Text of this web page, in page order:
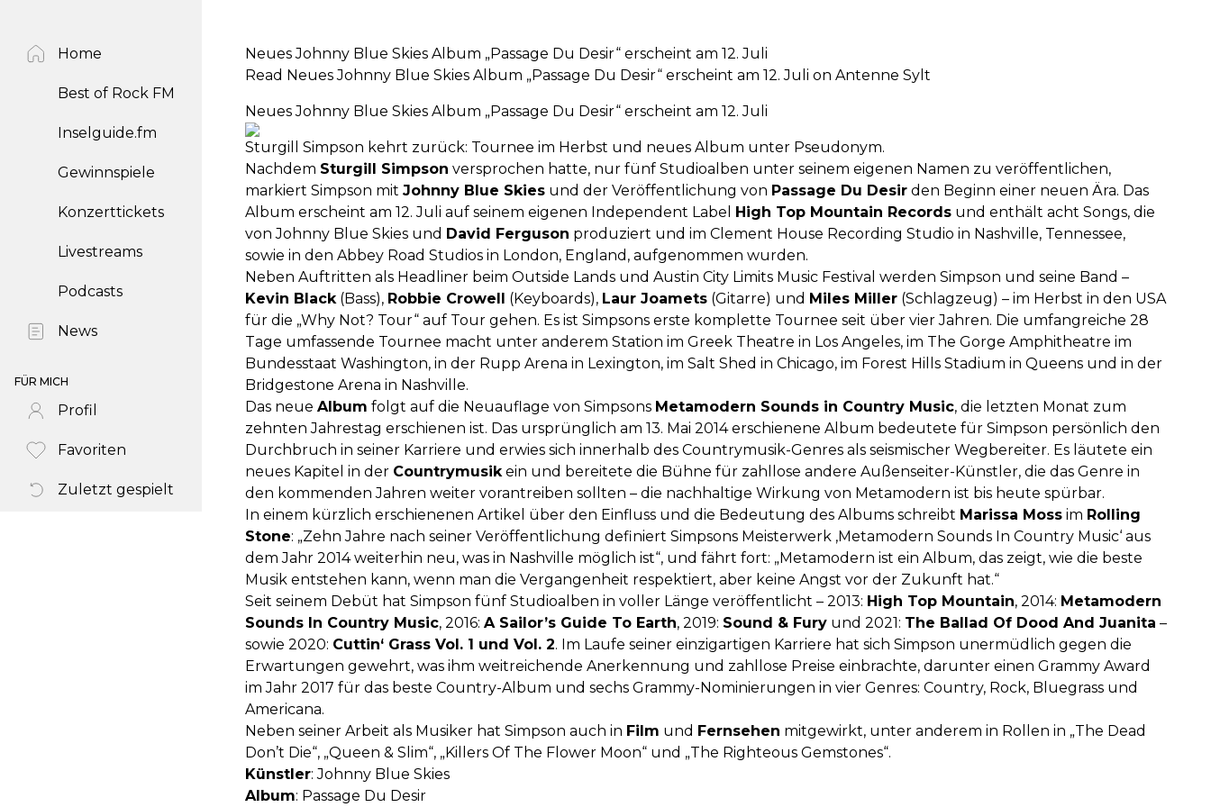
Home
Best of Rock FM
Inselguide.fm
Gewinnspiele
Konzerttickets
Livestreams
Podcasts
News
FÜR MICH
Profil
Favoriten
Zuletzt gespielt
Neues Johnny Blue Skies Album „Passage Du Desir“ erscheint am 12. Juli
Read Neues Johnny Blue Skies Album „Passage Du Desir“ erscheint am 12. Juli on Antenne Sylt
Neues Johnny Blue Skies Album „Passage Du Desir“ erscheint am 12. Juli
Sturgill Simpson kehrt zurück: Tournee im Herbst und neues Album unter Pseudonym.
Nachdem Sturgill Simpson versprochen hatte, nur fünf Studioalben unter seinem eigenen Namen zu veröffentlichen,
markiert Simpson mit Johnny Blue Skies und der Veröffentlichung von Passage Du Desir den Beginn einer neuen Ära. Das
Album erscheint am 12. Juli auf seinem eigenen Independent Label High Top Mountain Records und enthält acht Songs, die
von Johnny Blue Skies und David Ferguson produziert und im Clement House Recording Studio in Nashville, Tennessee,
sowie in den Abbey Road Studios in London, England, aufgenommen wurden.
Neben Auftritten als Headliner beim Outside Lands und Austin City Limits Music Festival werden Simpson und seine Band –
Kevin Black(Bass), Robbie Crowell (Keyboards), Laur Joamets (Gitarre) und Miles Miller (Schlagzeug) – im Herbst in den USA
für die „Why Not? Tour“ auf Tour gehen. Es ist Simpsons erste komplette Tournee seit über vier Jahren. Die umfangreiche 28
Tage umfassende Tournee macht unter anderem Station im Greek Theatre in Los Angeles, im The Gorge Amphitheatre im
Bundesstaat Washington, in der Rupp Arena in Lexington, im Salt Shed in Chicago, im Forest Hills Stadium in Queens und in der
Bridgestone Arena in Nashville.
Das neue Album folgt auf die Neuauflage von Simpsons Metamodern Sounds in Country Music, die letzten Monat zum
zehnten Jahrestag erschienen ist. Das ursprünglich am 13. Mai 2014 erschienene Album bedeutete für Simpson persönlich den
Durchbruch in seiner Karriere und erwies sich innerhalb des Countrymusik-Genres als seismischer Wegbereiter. Es läutete ein
neues Kapitel in der Countrymusikein und bereitete die Bühne für zahllose andere Außenseiter-Künstler, die das Genre in
den kommenden Jahren weiter vorantreiben sollten – die nachhaltige Wirkung von Metamodern ist bis heute spürbar.
In einem kürzlich erschienenen Artikel über den Einfluss und die Bedeutung des Albums schreibt Marissa Moss im Rolling
Stone: „Zehn Jahre nach seiner Veröffentlichung definiert Simpsons Meisterwerk ‚Metamodern Sounds In Country Music‘ aus
dem Jahr 2014 weiterhin neu, was in Nashville möglich ist“, und fährt fort: „Metamodern ist ein Album, das zeigt, wie die beste
Musik entstehen kann, wenn man die Vergangenheit respektiert, aber keine Angst vor der Zukunft hat.“
Seit seinem Debüt hat Simpson fünf Studioalben in voller Länge veröffentlicht – 2013: High Top Mountain, 2014: Metamodern
Sounds In Country Music, 2016: A Sailor’s Guide To Earth, 2019: Sound & Fury und 2021: The Ballad Of Dood And Juanita –
sowie 2020: Cuttin‘ Grass Vol. 1 und Vol. 2. Im Laufe seiner einzigartigen Karriere hat sich Simpson unermüdlich gegen die
Erwartungen gewehrt, was ihm weitreichende Anerkennung und zahllose Preise einbrachte, darunter einen Grammy Award
im Jahr 2017 für das beste Country-Album und sechs Grammy-Nominierungen in vier Genres: Country, Rock, Bluegrass und
Americana.
Neben seiner Arbeit als Musiker hat Simpson auch in Film und Fernsehen mitgewirkt, unter anderem in Rollen in „The Dead
Don’t Die“, „Queen & Slim“, „Killers Of The Flower Moon“ und „The Righteous Gemstones“.
Künstler: Johnny Blue Skies
Album: Passage Du Desir